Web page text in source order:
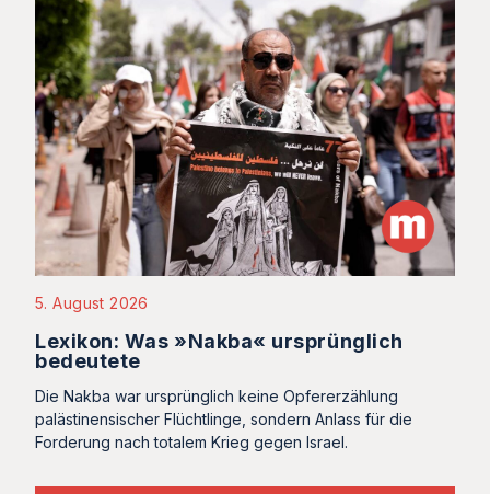
5. August 2026
Lexikon: Was »Nakba« ursprünglich
bedeutete
Die Nakba war ursprünglich keine Opfererzählung
palästinensischer Flüchtlinge, sondern Anlass für die
Forderung nach totalem Krieg gegen Israel.